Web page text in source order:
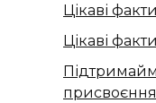
Цікаві
Цікаві